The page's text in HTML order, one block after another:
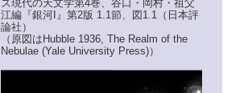
ズ現代の天文学第4巻、谷口・岡村・祖父
江編『銀河I』第2版 1.1節、図1.1（日本評
論社）
（原図はHubble 1936, The Realm of the
Nebulae (Yale University Press)）